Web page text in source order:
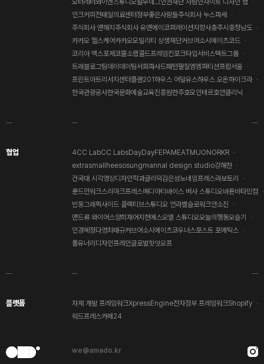
인크커피전태일의료센터정부좋은사람들주식회사 누스파세
주식회사 앤해치주식회사 유앤에이코퍼레이션지향사충주시충청남도
카카오 헬스케어카카오모빌리티 상생재단커브어소시에이츠코드
코리아 엑스포제코뿔소랩콜드프레임킨포크타입서비스텍트그룹
트래블로그팀데이데이팀서화파사드패턴팔칠엠엠퍼티션프랍서울
프린트아트리서치센터플랜201하우스 어덜유스하우스 오온하이크라
한국관광공사한국문화예술교육진흥원한주호모인테르호안클리닉
협업 4CC LabCC LabsDayDayFEPAMEATMUONORKR
extrasmallheesosungmannal design studio강해찬
건국대 시각영상디자인학과글리덕김은성노네임프레스라보토리
룬드만워크스리마크프레스메디아티바이스 버사 스튜디오바톤비타민컴
빈둥그래픽사이드 콜렉티브스튜디오 언라벨슬로워크안소진
앤드류 와이어스양희재어지현에스오엘 스튜디오오늘의행동오슬기
인경혜정다영최태규커브어소시에이츠코우너스포스트 포에틱스
폴유너리디자인프레인글로벌힛잇오프
플랫폼 자체 개발 프레임워크XpressEngine전자정부 프레임워크Shopify
워드프레스카페24
we@amado.kr